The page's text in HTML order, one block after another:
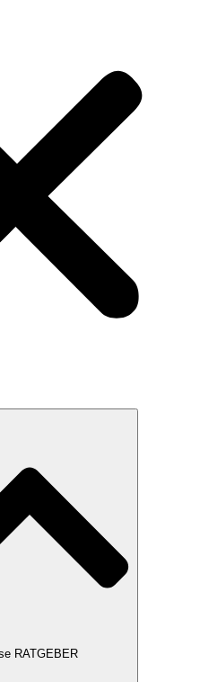
RATGEBER